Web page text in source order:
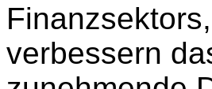
verbessern